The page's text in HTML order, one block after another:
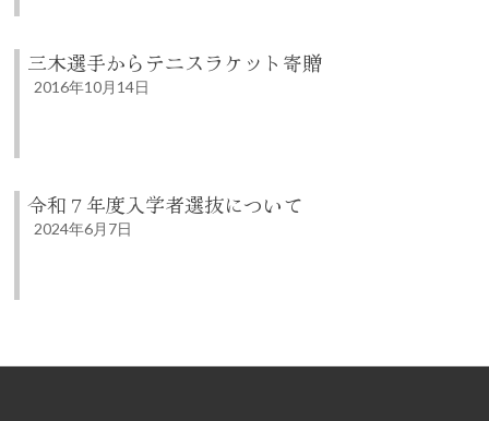
三木選手からテニスラケット寄贈
2016年10月14日
令和７年度入学者選抜について
2024年6月7日